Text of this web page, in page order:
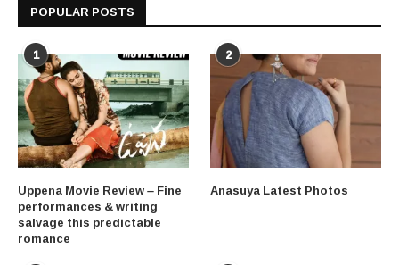
POPULAR POSTS
1
Uppena Movie Review – Fine
performances & writing
salvage this predictable
romance
2
Anasuya Latest Photos